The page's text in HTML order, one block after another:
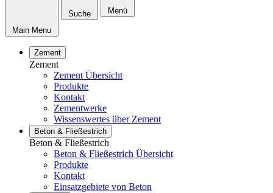
Main Menu
Suche Menü
Zement
Zement
Zement Übersicht
Produkte
Kontakt
Zementwerke
Wissenswertes über Zement
Beton & Fließestrich
Beton & Fließestrich
Beton & Fließestrich Übersicht
Produkte
Kontakt
Einsatzgebiete von Beton